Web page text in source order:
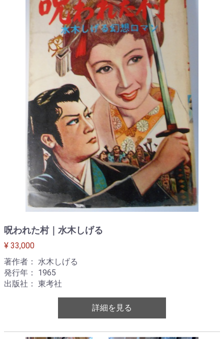
呪われた村｜水木しげる
¥ 33,000
著作者： 水木しげる
発行年： 1965
出版社： 東考社
詳細を見る